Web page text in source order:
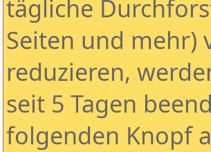
tägliche
Seiten und mehr)
reduzieren,
seit 5 Tagen
folgenden Knopf